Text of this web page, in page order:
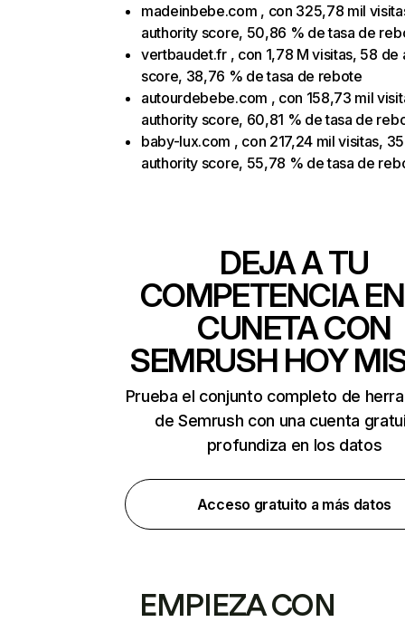
madeinbebe.com , con 325,78 mil
authority score, 50,86 % de tasa de
vertbaudet.fr , con 1,78 M visitas, 58 de
score, 38,76 % de tasa de rebote
autourdebebe.com , con 158,73 mil
authority score, 60,81 % de tasa de
baby-lux.com , con 217,24 mil visitas,
authority score, 55,78 % de tasa de
DEJA A TU
COMPETENCIA
CUNETA CON
SEMRUSH HOY
Prueba el conjunto completo de
de Semrush con una cuenta
profundiza en los datos
Acceso gratuito a más datos
EMPIEZA CON